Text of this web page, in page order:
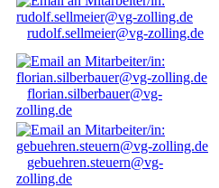
rudolf.sellmeier@vg-zolling.de
florian.silberbauer@vg-
zolling.de
gebuehren.steuern@vg-
zolling.de